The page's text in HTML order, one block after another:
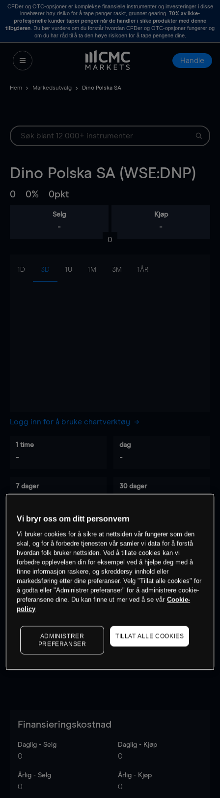
CFDer og OTC-opsjoner er komplekse finansielle instrumenter og investeringer i disse
innebærer høy risiko for å tape penger raskt, grunnet gearing. 70% av ikke-
profesjonelle kunder taper penger når de handler i slike produkter med denne
tilbyderen . Du bør vurdere om du forstår hvordan CFDer og OTC-opsjoner fungerer og
om du har råd til å ta den høye risikoen for å tape pengene dine.
Handle
Hem Markedsutvalg Dino Polska SA
Dino Polska SA (WSE:DNP)
0 0% 0pkt
Selg
-
Kjøp
-
0
1D 3D 1U 1M 3M 1ÅR
Logg inn for å bruke chartverktøy
1 time
-
dag
-
7 dager 30 dager
0% av kunder erpå dette instrumentet
Søk om konto
Kursene er veiledende. to see latest market data
Finansieringskostnad
Daglig - Selg
0
Daglig - Kjøp
0
Årlig - Selg
0
Årlig - Kjøp
0
Vi bryr oss om ditt personvern
Vi bruker cookies for å sikre at nettsiden vår fungerer som den
skal, og for å forbedre tjenesten vår samler vi data for å forstå
hvordan folk bruker nettsiden. Ved å tillate cookies kan vi
forbedre opplevelsen din for eksempel ved å hjelpe deg med å
finne informasjon raskere, og skreddersy innhold eller
markedsføring etter dine preferanser. Velg "Tillat alle cookies" for
å godta eller "Administrer preferanser" for å administrere cookie-
preferansene dine. Du kan finne ut mer ved å se vår Cookie-
policy
ADMINISTRER
PREFERANSER
TILLAT ALLE COOKIES